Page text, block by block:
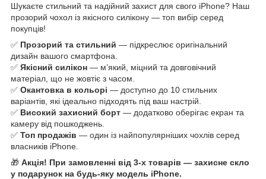
Шукаєте стильний та надійний захист для свого iPhone? Наш
прозорий чохол із якісного силікону — топ вибір серед
покупців!
✅ Прозорий та стильний — підкреслює оригінальний
дизайн вашого смартфона.
✅ Якісний силікон — м’який, міцний та довговічний
матеріал, що не жовтіє з часом.
✅ Окантовка в кольорі — доступно до 10 стильних
варіантів, які ідеально підходять під ваш настрій.
✅ Високий захисний борт — додатково оберігає екран та
камеру від пошкоджень.
✅ Топ продажів — один із найпопулярніших чохлів серед
власників iPhone.
🎁 Акція! При замовленні від 3-х товарів — захисне скло
у подарунок на будь-яку модель iPhone.